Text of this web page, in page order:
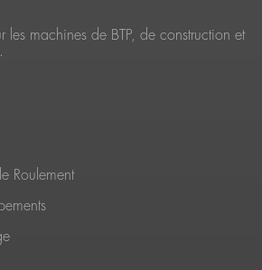
les machines de BTP, de construction et
Roulement